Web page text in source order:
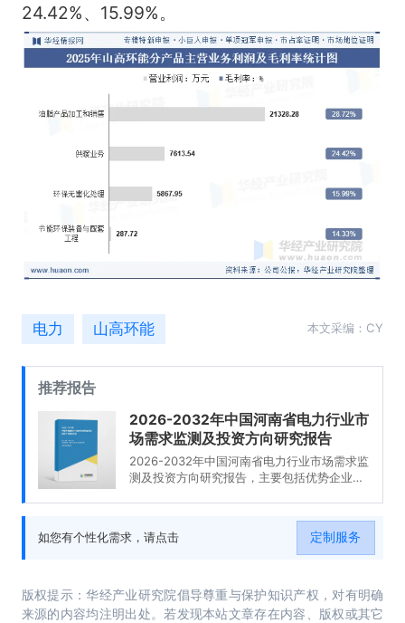
24.42%、15.99%。
电力 山高环能 本文采编：CY
推荐报告
2026-2032年中国河南省电力行业市
场需求监测及投资方向研究报告
2026-2032年中国河南省电力行业市场需求监
测及投资方向研究报告，主要包括优势企业关
如您有个性化需求，请点击
定制服务
版权提示：华经产业研究院倡导尊重与保护知识产权，对有明确
来源的内容均注明出处。若发现本站文章存在内容、版权或其它